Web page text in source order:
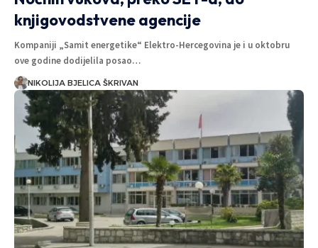
knjigovodstvene agencije
Kompaniji „Samit energetike“ Elektro-Hercegovina je i u oktobru
ove godine dodijelila posao…
NIKOLIJA BJELICA ŠKRIVAN